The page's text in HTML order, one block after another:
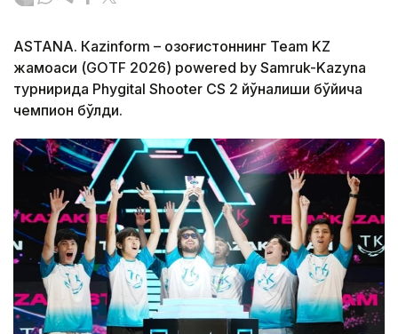
ASTANА. Кazinform – Қозоғистоннинг Team KZ
жамоаси (GOTF 2026) powered by Samruk-Kazyna
турнирида Phygital Shooter CS 2 йўналиши бўйича
чемпион бўлди.